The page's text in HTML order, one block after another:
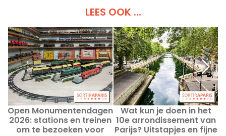
LEES OOK ...
Open Monumentendagen
2026: stations en treinen
om te bezoeken voor
Wat kun je doen in het
10e arrondissement van
Parijs? Uitstapjes en fijne